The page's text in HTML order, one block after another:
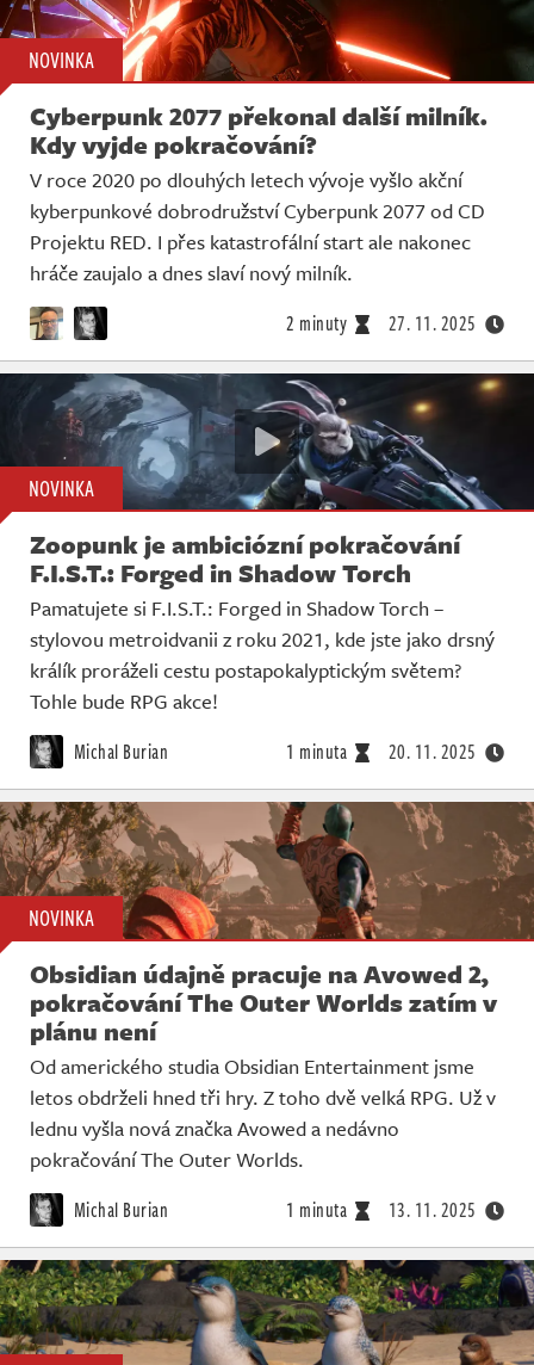
NOVINKA
Cyberpunk 2077 překonal další milník.
Kdy vyjde pokračování?
V roce 2020 po dlouhých letech vývoje vyšlo akční
kyberpunkové dobrodružství Cyberpunk 2077 od CD
Projektu RED. I přes katastrofální start ale nakonec
hráče zaujalo a dnes slaví nový milník.
2 minuty 27. 11. 2025
NOVINKA
Zoopunk je ambiciózní pokračování
F.I.S.T.: Forged in Shadow Torch
Pamatujete si F.I.S.T.: Forged in Shadow Torch –
stylovou metroidvanii z roku 2021, kde jste jako drsný
králík proráželi cestu postapokalyptickým světem?
Tohle bude RPG akce!
Michal Burian 1 minuta 20. 11. 2025
NOVINKA
Obsidian údajně pracuje na Avowed 2,
pokračování The Outer Worlds zatím v
plánu není
Od amerického studia Obsidian Entertainment jsme
letos obdrželi hned tři hry. Z toho dvě velká RPG. Už v
lednu vyšla nová značka Avowed a nedávno
pokračování The Outer Worlds.
Michal Burian 1 minuta 13. 11. 2025